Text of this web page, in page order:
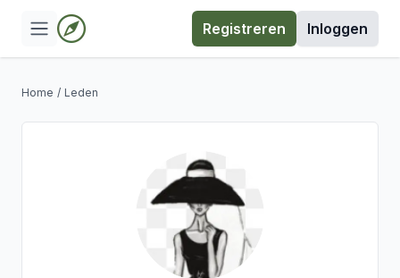
Registreren Inloggen
Home / Leden